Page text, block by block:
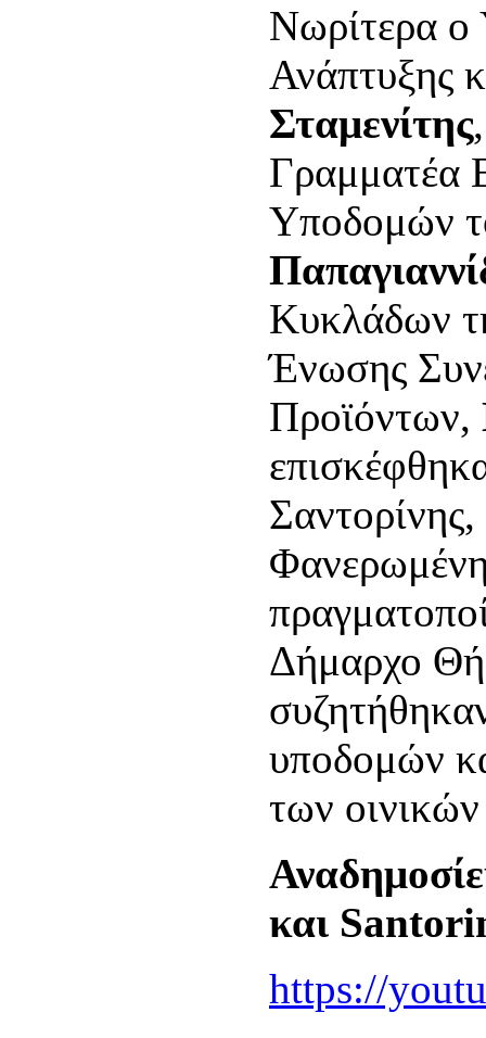
Νωρίτερα ο
Ανάπτυξης
Σταμενίτης
Γραμματέα
Υποδομών
Κυκλάδων
Ένωσης
Προϊόντων,
Δήμαρχο
υποδομών
των
και
https://